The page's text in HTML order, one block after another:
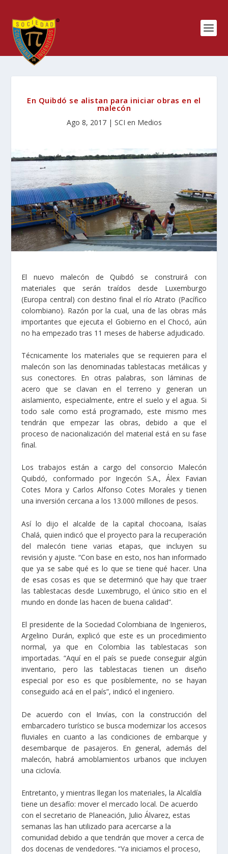
En Quibdó se alistan para iniciar obras en el
malecón
Ago 8, 2017| SCI en Medios
El nuevo malecón de Quibdó se construirá con
materiales que serán traídos desde Luxemburgo
(Europa central) con destino final el río Atrato (Pacífico
colombiano). Razón por la cual, una de las obras más
importantes que ejecuta el Gobierno en el Chocó, aún
no ha empezado tras 11 meses de haberse adjudicado.
Técnicamente los materiales que se requieren para el
malecón son las denominadas tablestacas metálicas y
sus conectores. En otras palabras, son láminas de
acero que se clavan en el terreno y generan un
aislamiento, especialmente, entre el suelo y el agua. Si
todo sale como está programado, este mismo mes
tendrán que empezar las obras, debido a que el
proceso de nacionalización del material está en su fase
final.
Los trabajos están a cargo del consorcio Malecón
Quibdó, conformado por Ingecón S.A., Álex Favian
Cotes Mora y Carlos Alfonso Cotes Morales y tienen
una inversión cercana a los 13.000 millones de pesos.
Así lo dijo el alcalde de la capital chocoana, Isaías
Chalá, quien indicó que el proyecto para la recuperación
del malecón tiene varias etapas, que incluyen su
revisión y ajuste. “Con base en esto, nos han informado
que ya se sabe qué es lo que se tiene qué hacer. Una
de esas cosas es que se determinó que hay que traer
las tablestacas desde Luxembrugo, el único sitio en el
mundo en donde las hacen de buena calidad”.
El presidente de la Sociedad Colombiana de Ingenieros,
Argelino Durán, explicó que este es un procedimiento
normal, ya que en Colombia las tablestacas son
importadas. “Aquí en el país se puede conseguir algún
inventario, pero las tablestacas tienen un diseño
especial por eso es que posiblemente, no se hayan
conseguido acá en el país”, indicó el ingeniero.
De acuerdo con el Invías, con la construcción del
embarcadero turístico se busca modernizar los accesos
fluviales en cuanto a las condiciones de embarque y
desembarque de pasajeros. En general, además del
malecón, habrá amoblamientos urbanos que incluyen
una ciclovía.
Entretanto, y mientras llegan los materiales, la Alcaldía
tiene un desafío: mover el mercado local. De acuerdo
con el secretario de Planeación, Julio Álvarez, estas
semanas las han utilizado para acercarse a la
comunidad debido a que tendrán que mover a cerca de
dos docenas de vendedores. “Ya iniciamos el proceso,